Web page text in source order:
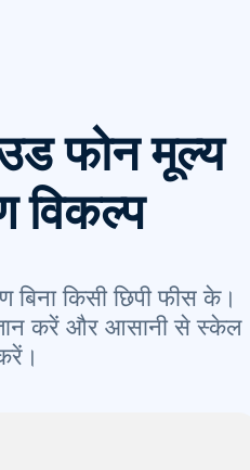
फोन मूल्य
विकल्प
बिना किसी छिपी फीस के।
करें और आसानी से स्केल